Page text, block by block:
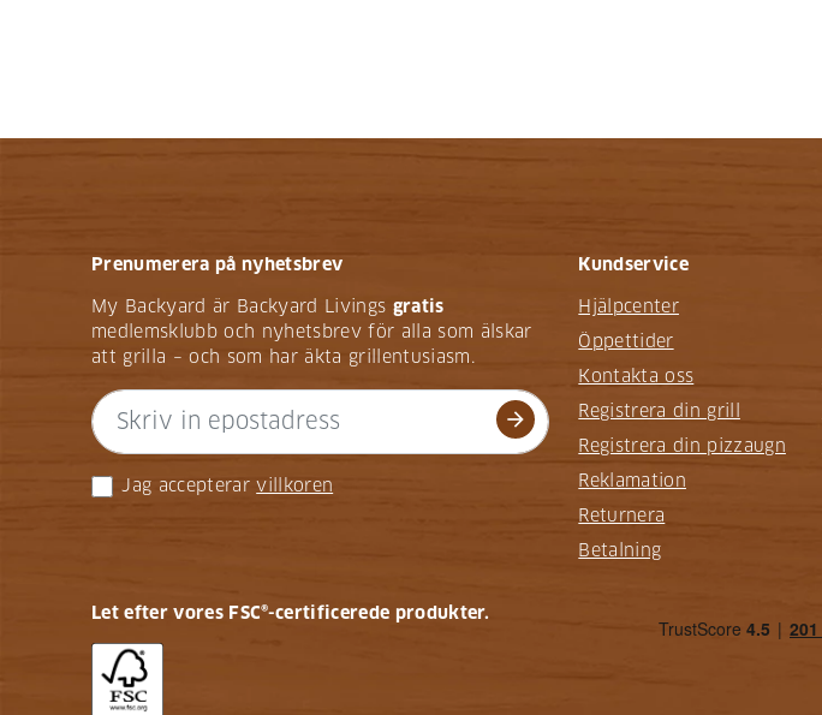
Prenumerera på nyhetsbrev
My Backyard är Backyard Livings gratis
medlemsklubb och nyhetsbrev för alla som älskar
att grilla – och som har äkta grillentusiasm.
arrow_forward
Jag accepterar villkoren
Kundservice
Hjälpcenter
Öppettider
Kontakta oss
Registrera din grill
Registrera din pizzaugn
Reklamation
Returnera
Betalning
Let efter vores FSC®-certificerede produkter.